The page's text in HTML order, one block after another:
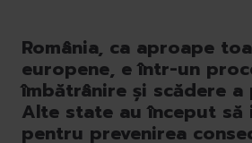
România, ca aproape
europene, e într-un
îmbătrânire și scădere a
Alte state au început să
pentru prevenirea